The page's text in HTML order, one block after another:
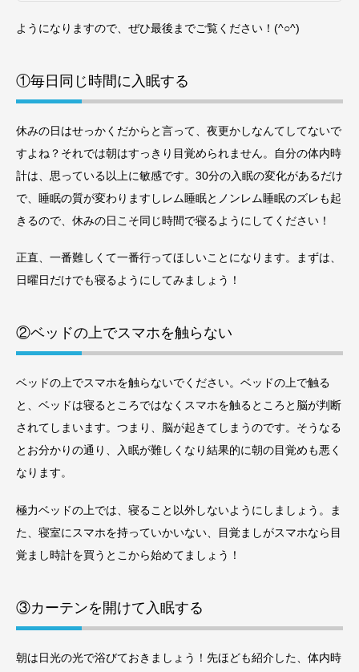
ようになりますので、ぜひ最後までご覧ください！(^○^)
①毎日同じ時間に入眠する
休みの日はせっかくだからと言って、夜更かしなんてしてないで
すよね？それでは朝はすっきり目覚められません。自分の体内時
計は、思っている以上に敏感です。30分の入眠の変化があるだけ
で、睡眠の質が変わりますしレム睡眠とノンレム睡眠のズレも起
きるので、休みの日こそ同じ時間で寝るようにしてください！
正直、一番難しくて一番行ってほしいことになります。まずは、
日曜日だけでも寝るようにしてみましょう！
②ベッドの上でスマホを触らない
ベッドの上でスマホを触らないでください。ベッドの上で触る
と、ベッドは寝るところではなくスマホを触るところと脳が判断
されてしまいます。つまり、脳が起きてしまうのです。そうなる
とお分かりの通り、入眠が難しくなり結果的に朝の目覚めも悪く
なります。
極力ベッドの上では、寝ること以外しないようにしましょう。ま
た、寝室にスマホを持っていかいない、目覚ましがスマホなら目
覚まし時計を買うとこから始めてましょう！
③カーテンを開けて入眠する
朝は日光の光で浴びておきましょう！先ほども紹介した、体内時